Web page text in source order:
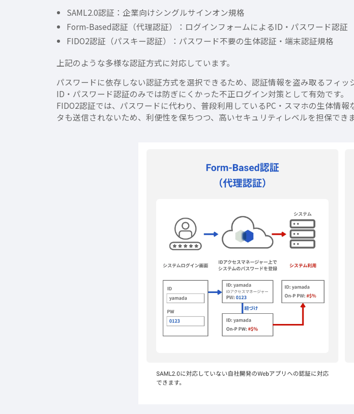
SAML2.0認証：企業向けシングルサインオン規格
Form-Based認証（代理認証）：ログインフォームによるID・パスワード認証
FIDO2認証（パスキー認証）：パスワード不要の生体認証・端末認証規格
上記のような多様な認証方式に対応しています。
パスワードに依存しない認証方式を選択できるため、認証情報を盗み取るフィ
ID・パスワード認証のみでは防ぎにくかった不正ログイン対策として有効です。
FIDO2認証では、パスワードに代わり、普段利用しているPC・スマホの生体情
タも送信されないため、利便性を保ちつつ、高いセキュリティレベルを担保できま